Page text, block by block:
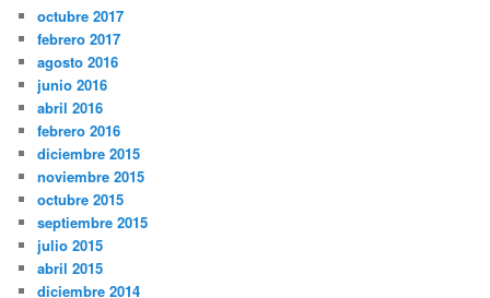
octubre 2017
febrero 2017
agosto 2016
junio 2016
abril 2016
febrero 2016
diciembre 2015
noviembre 2015
octubre 2015
septiembre 2015
julio 2015
abril 2015
diciembre 2014